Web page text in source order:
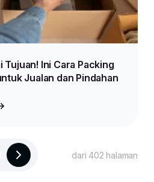
Tujuan! Ini Cara Packing
Jualan dan Pindahan
dari 402 halaman